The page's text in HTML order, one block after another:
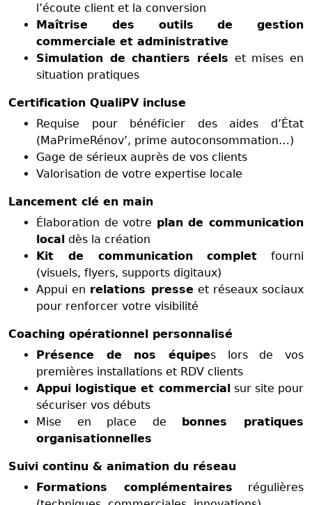
l’écoute client et la conversion
Maîtrise des outils de gestion
commerciale et administrative
Simulation de chantiers réels et mises en
situation pratiques
Certification QualiPV incluse
Requise pour bénéficier des aides d’État
(MaPrimeRénov’, prime autoconsommation…)
Gage de sérieux auprès de vos clients
Valorisation de votre expertise locale
Lancement clé en main
Élaboration de votre plan de communication
local dès la création
Kit de communication complet fourni
(visuels, flyers, supports digitaux)
Appui en relations presse et réseaux sociaux
pour renforcer votre visibilité
Coaching opérationnel personnalisé
Présence de nos équipes lors de vos
premières installations et RDV clients
Appui logistique et commercialsur site pour
sécuriser vos débuts
Mise en place de bonnes pratiques
organisationnelles
Suivi continu & animation du réseau
Formations complémentaires régulières